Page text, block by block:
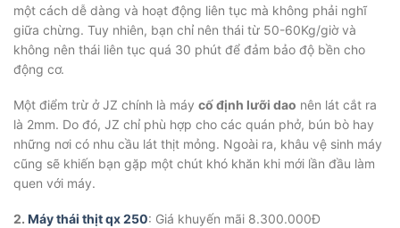
một cách dễ dàng và hoạt động liên tục mà không phải nghĩ
giữa chừng. Tuy nhiên, bạn chỉ nên thái từ 50-60Kg/giờ và
không nên thái liên tục quá 30 phút để đảm bảo độ bền cho
động cơ.
Một điểm trừ ở JZ chính là máy cố định lưỡi dao nên lát cắt ra
là 2mm. Do đó, JZ chỉ phù hợp cho các quán phở, bún bò hay
những nơi có nhu cầu lát thịt mỏng. Ngoài ra, khâu vệ sinh máy
cũng sẽ khiến bạn gặp một chút khó khăn khi mới lần đầu làm
quen với máy.
2. Máy thái thịt qx 250: Giá khuyến mãi 8.300.000Đ